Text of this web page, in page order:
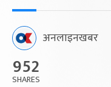
अनलाइनखबर
952
SHARES